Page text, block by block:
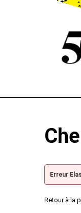
Erreur
Retour à la